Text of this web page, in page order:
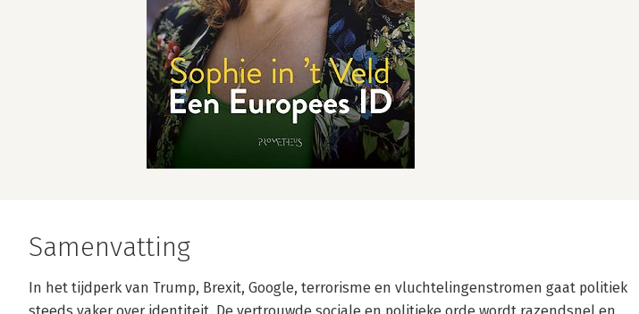
Samenvatting
In het tijdperk van Trump, Brexit, Google, terrorisme en vluchtelingenstromen gaat politiek